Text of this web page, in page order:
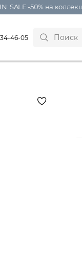
SALE -50% на
46-05